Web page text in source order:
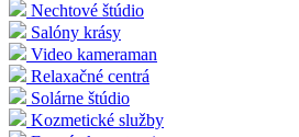
Nechtové štúdio
Salóny krásy
Video kameraman
Relaxačné centrá
Solárne štúdio
Kozmetické služby